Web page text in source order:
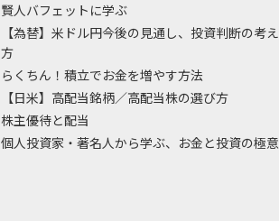
賢人バフェットに学ぶ
【為替】米ドル円今後の見通し、投資判断の考え
方
らくちん！積立でお金を増やす方法
【日米】高配当銘柄／高配当株の選び方
株主優待と配当
個人投資家・著名人から学ぶ、お金と投資の極意